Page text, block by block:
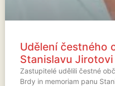
Udělení čestného
Stanislavu Jirotovi
Zastupitelé udělili čestné
Brdy in memoriam panu